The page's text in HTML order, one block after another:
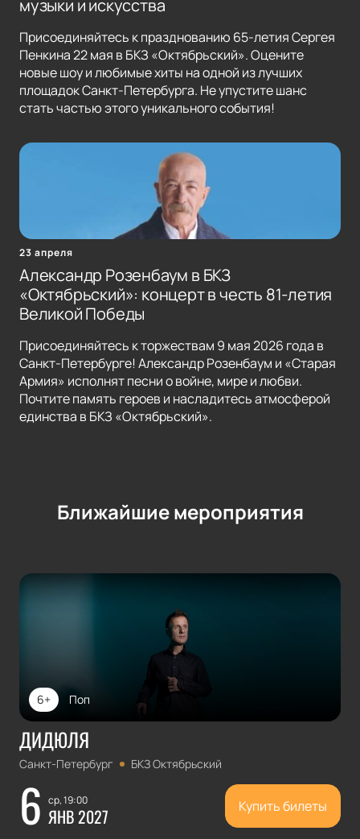
музыки и искусства
Присоединяйтесь к празднованию 65-летия Сергея
Пенкина 22 мая в БКЗ «Октябрьский». Оцените
новые шоу и любимые хиты на одной из лучших
площадок Санкт-Петербурга. Не упустите шанс
стать частью этого уникального события!
23 апреля
Александр Розенбаум в БКЗ
«Октябрьский»: концерт в честь 81-летия
Великой Победы
Присоединяйтесь к торжествам 9 мая 2026 года в
Санкт-Петербурге! Александр Розенбаум и «Старая
Армия» исполнят песни о войне, мире и любви.
Почтите память героев и насладитесь атмосферой
единства в БКЗ «Октябрьский».
Ближайшие мероприятия
Поп
6+
ДИДЮЛЯ
Санкт-Петербург БКЗ Октябрьский
6 ср, 19:00
ЯНВ 2027 Купить билеты